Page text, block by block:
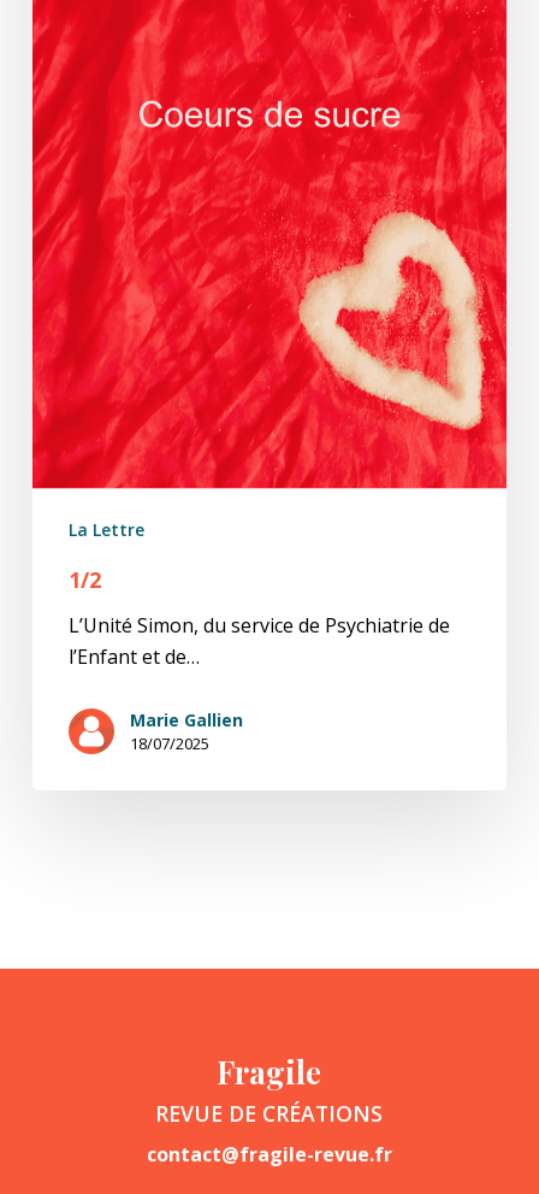
La Lettre
1/2
L’Unité Simon, du service de Psychiatrie de
l’Enfant et de…
Marie Gallien
18/07/2025
Fragile
REVUE DE CRÉATIONS
contact@fragile-revue.fr